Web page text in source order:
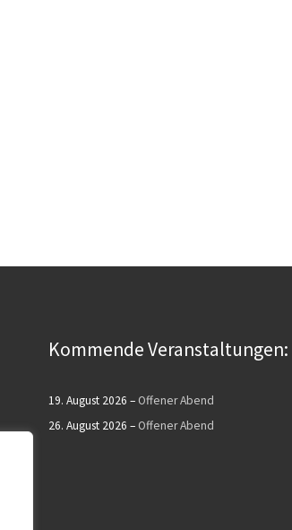
Kommende Veranstaltungen:
19. August 2026 – Offener Abend
26. August 2026 – Offener Abend